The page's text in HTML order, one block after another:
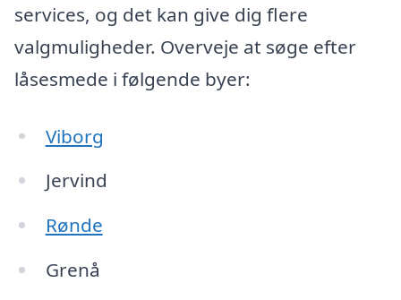
services, og det kan give dig flere
valgmuligheder. Overveje at søge efter
låsesmede i følgende byer:
Viborg
Jervind
Rønde
Grenå